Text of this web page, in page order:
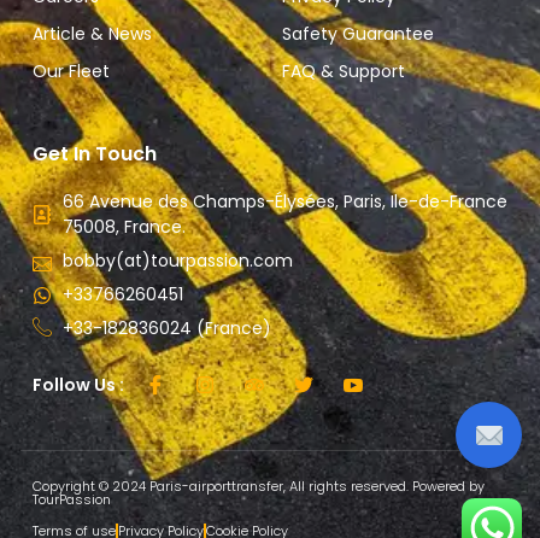
Article & News
Our Fleet
Safety Guarantee
FAQ & Support
Get In Touch
66 Avenue des Champs-Élysées, Paris, Ile-de-France
75008, France.
bobby(at)tourpassion.com
+33766260451
+33-182836024 (France)
Follow Us :
Copyright © 2024 Paris-airporttransfer, All rights reserved. Powered by
TourPassion
Terms of usePrivacy PolicyCookie Policy